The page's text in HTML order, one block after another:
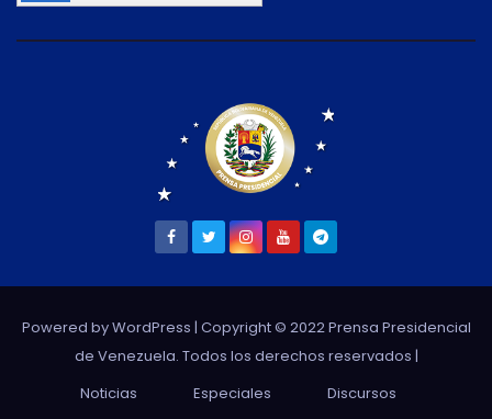
Powered by WordPress | Copyright © 2022 Prensa Presidencial
de Venezuela. Todos los derechos reservados |
Noticias
Especiales Discursos